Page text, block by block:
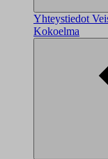
Yhteystiedot
Kokoelma